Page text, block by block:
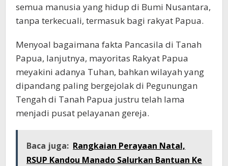
semua manusia yang hidup di Bumi Nusantara,
tanpa terkecuali, termasuk bagi rakyat Papua.
Menyoal bagaimana fakta Pancasila di Tanah
Papua, lanjutnya, mayoritas Rakyat Papua
meyakini adanya Tuhan, bahkan wilayah yang
dipandang paling bergejolak di Pegunungan
Tengah di Tanah Papua justru telah lama
menjadi pusat pelayanan gereja.
Baca juga: Rangkaian Perayaan Natal,
RSUP Kandou Manado Salurkan Bantuan Ke